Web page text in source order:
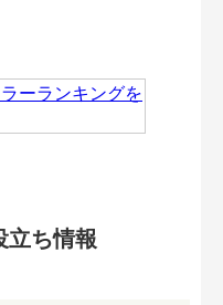
立ち情報